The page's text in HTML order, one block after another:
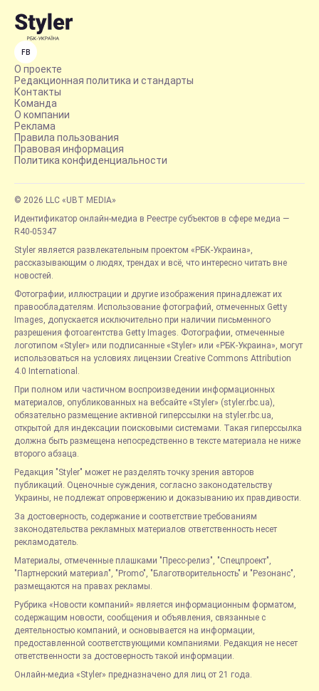
FB
О проекте
Редакционная политика и стандарты
Контакты
Команда
О компании
Реклама
Правила пользования
Правовая информация
Политика конфиденциальности
© 2026 LLC «UBT MEDIA»
Идентификатор онлайн-медиа в Реестре субъектов в сфере медиа —
R40-05347
Styler является развлекательным проектом «РБК-Украина»,
рассказывающим о людях, трендах и всё, что интересно читать вне
новостей.
Фотографии, иллюстрации и другие изображения принадлежат их
правообладателям. Использование фотографий, отмеченных Getty
Images, допускается исключительно при наличии письменного
разрешения фотоагентства Getty Images. Фотографии, отмеченные
логотипом «Styler» или подписанные «Styler» или «РБК-Украина», могут
использоваться на условиях лицензии Creative Commons Attribution
4.0 International.
При полном или частичном воспроизведении информационных
материалов, опубликованных на вебсайте «Styler» (styler.rbc.ua),
обязательно размещение активной гиперссылки на styler.rbc.ua,
открытой для индексации поисковыми системами. Такая гиперссылка
должна быть размещена непосредственно в тексте материала не ниже
второго абзаца.
Редакция "Styler" может не разделять точку зрения авторов
публикаций. Оценочные суждения, согласно законодательству
Украины, не подлежат опровержению и доказыванию их правдивости.
За достоверность, содержание и соответствие требованиям
законодательства рекламных материалов ответственность несет
рекламодатель.
Материалы, отмеченные плашками "Пресс-релиз", "Спецпроект",
"Партнерский материал", "Promo", "Благотворительность" и "Резонанс",
размещаются на правах рекламы.
Рубрика «Новости компаний» является информационным форматом,
содержащим новости, сообщения и объявления, связанные с
деятельностью компаний, и основывается на информации,
предоставленной соответствующими компаниями. Редакция не несет
ответственности за достоверность такой информации.
Онлайн-медиа «Styler» предназначено для лиц от 21 года.